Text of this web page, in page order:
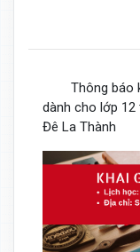
Thông báo
dành cho lớp
Đê La Thành